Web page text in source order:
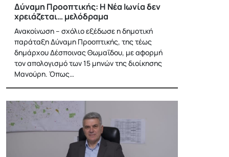
Δύναμη Προοπτικής: Η Νέα Ιωνία δεν
χρειάζεται… μελόδραμα
Ανακοίνωση – σχόλιο εξέδωσε η δημοτική
παράταξη Δύναμη Προοπτικής, της τέως
δημάρχου Δέσποινας Θωμαΐδου, με αφορμή
τον απολογισμό των 15 μηνών της διοίκησης
Μανούρη. Όπως…